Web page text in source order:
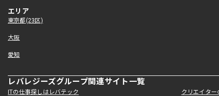
エリア
東京都(23区)
大阪
愛知
レバレジーズグループ関連サイト一覧
ITの仕事探しはレバテック クリエイタ